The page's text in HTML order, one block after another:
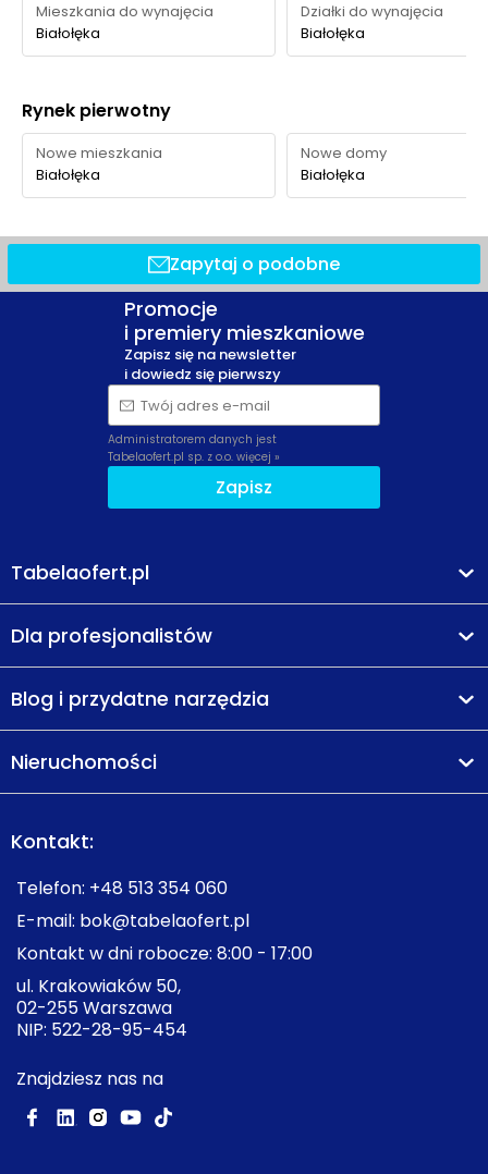
Mieszkania do wynajęcia
Białołęka
Działki do wynajęcia
Białołęka
Rynek pierwotny
Nowe mieszkania
Białołęka
Nowe domy
Białołęka
Zapytaj o podobne
Promocje
i premiery mieszkaniowe
Zapisz się na newsletter
i dowiedz się pierwszy
Twój adres e-mail
Administratorem danych jest
Tabelaofert.pl sp. z o.o. więcej »
Zapisz
Tabelaofert.pl
Dla profesjonalistów
Blog i przydatne narzędzia
Nieruchomości
Kontakt:
Telefon: +48 513 354 060
E-mail: bok@tabelaofert.pl
Kontakt w dni robocze: 8:00 - 17:00
ul. Krakowiaków 50,
02-255 Warszawa
NIP: 522-28-95-454
Znajdziesz nas na